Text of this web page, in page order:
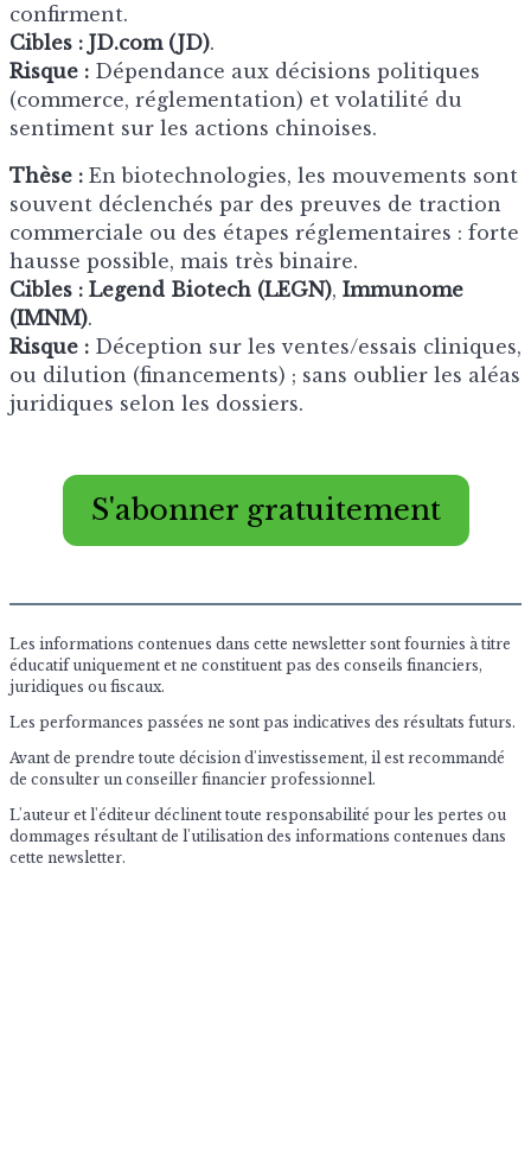
confirment.
Cibles : JD.com (JD).
Risque : Dépendance aux décisions politiques
(commerce, réglementation) et volatilité du
sentiment sur les actions chinoises.
Thèse : En biotechnologies, les mouvements sont
souvent déclenchés par des preuves de traction
commerciale ou des étapes réglementaires : forte
hausse possible, mais très binaire.
Cibles : Legend Biotech (LEGN), Immunome
(IMNM).
Risque : Déception sur les ventes/essais cliniques,
ou dilution (financements) ; sans oublier les aléas
juridiques selon les dossiers.
S'abonner gratuitement
Les informations contenues dans cette newsletter sont fournies à titre
éducatif uniquement et ne constituent pas des conseils financiers,
juridiques ou fiscaux.
Les performances passées ne sont pas indicatives des résultats futurs.
Avant de prendre toute décision d'investissement, il est recommandé
de consulter un conseiller financier professionnel.
L'auteur et l'éditeur déclinent toute responsabilité pour les pertes ou
dommages résultant de l'utilisation des informations contenues dans
cette newsletter.